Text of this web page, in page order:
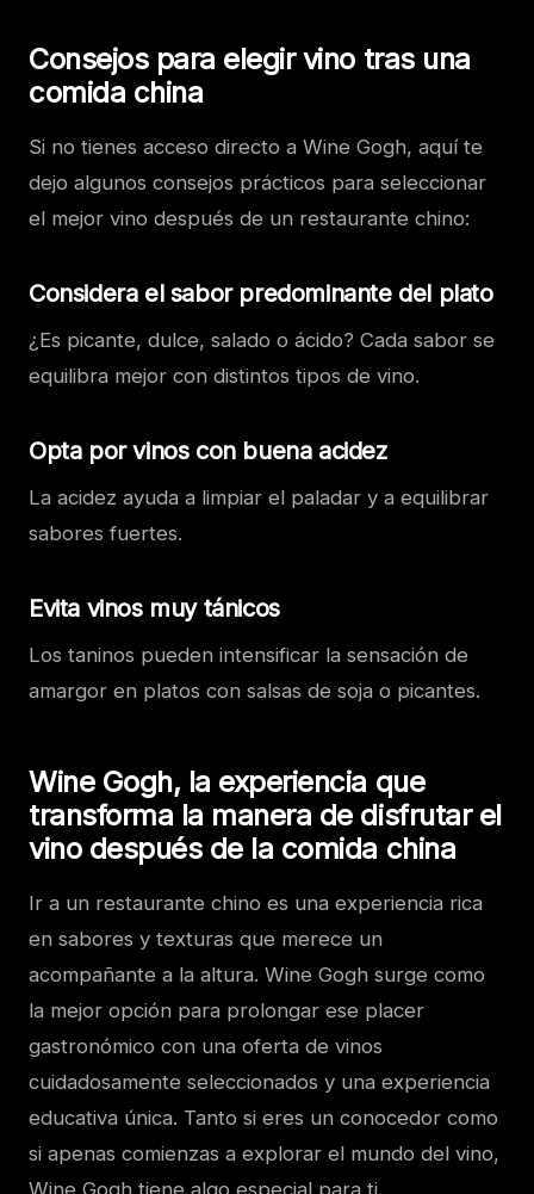
Consejos para elegir vino tras una
comida china
Si no tienes acceso directo a Wine Gogh, aquí te
dejo algunos consejos prácticos para seleccionar
el mejor vino después de un restaurante chino:
Considera el sabor predominante del plato
¿Es picante, dulce, salado o ácido? Cada sabor se
equilibra mejor con distintos tipos de vino.
Opta por vinos con buena acidez
La acidez ayuda a limpiar el paladar y a equilibrar
sabores fuertes.
Evita vinos muy tánicos
Los taninos pueden intensificar la sensación de
amargor en platos con salsas de soja o picantes.
Wine Gogh, la experiencia que
transforma la manera de disfrutar el
vino después de la comida china
Ir a un restaurante chino es una experiencia rica
en sabores y texturas que merece un
acompañante a la altura. Wine Gogh surge como
la mejor opción para prolongar ese placer
gastronómico con una oferta de vinos
cuidadosamente seleccionados y una experiencia
educativa única. Tanto si eres un conocedor como
si apenas comienzas a explorar el mundo del vino,
Wine Gogh tiene algo especial para ti.